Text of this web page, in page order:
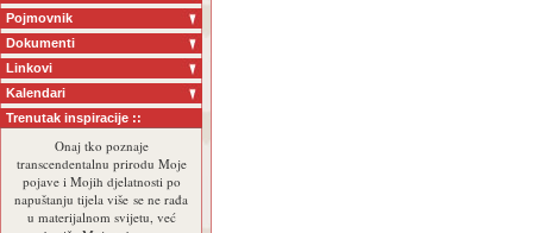
Pojmovnik
Dokumenti
Linkovi
Kalendari
Trenutak inspiracije ::
Onaj tko poznaje
transcendentalnu prirodu Moje
pojave i Mojih djelatnosti po
napuštanju tijela više se ne rađa
u materijalnom svijetu, već